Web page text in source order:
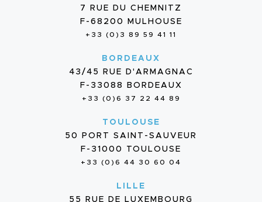
7 RUE DU CHEMNITZ
F-68200 MULHOUSE
+33 (0)3 89 59 41 11
BORDEAUX
43/45 RUE D'ARMAGNAC
F-33088 BORDEAUX
+33 (0)6 37 22 44 89
TOULOUSE
50 PORT SAINT-SAUVEUR
F-31000 TOULOUSE
+33 (0)6 44 30 60 04
LILLE
55 RUE DE LUXEMBOURG